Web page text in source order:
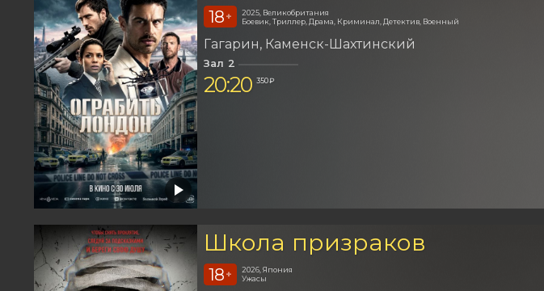
18 +
2025, Великобритания
Боевик, Триллер, Драма, Криминал, Детектив, Военный
Гагарин Каменск-Шахтинский
Зал 2
20:20 350 ₽
Школа призраков
18 +
2026, Япония
Ужасы